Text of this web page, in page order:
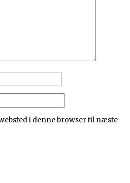
i denne browser til næste